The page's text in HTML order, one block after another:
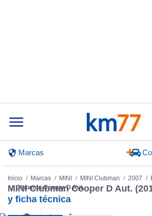
Marcas
Inicio Marcas MINI MINI Clubman 2007
Clubman Cooper D Aut.
MINI Clubman Cooper D Aut.
y ficha técnica